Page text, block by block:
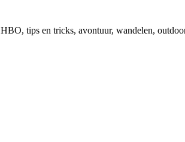
tips en tricks, avontuur, wandelen,